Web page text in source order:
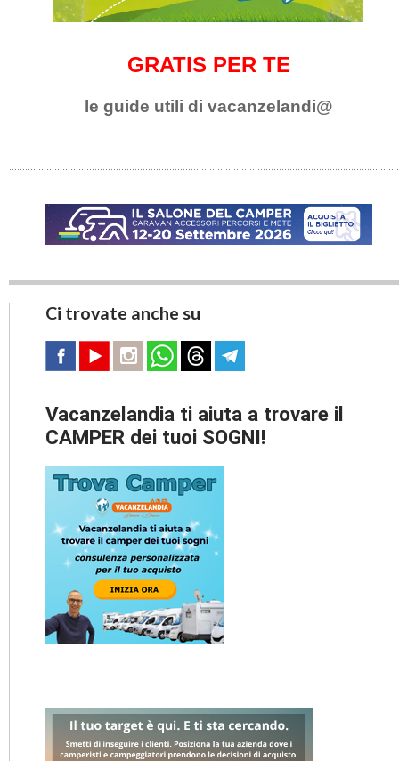
GRATIS PER TE
le guide utili di vacanzelandi@
Ci trovate anche su
Vacanzelandia ti aiuta a trovare il
CAMPER dei tuoi SOGNI!